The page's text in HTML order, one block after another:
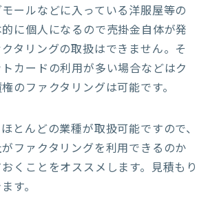
ールなどに入っている洋服屋等の
に個人になるので売掛金自体が発
タリングの取扱はできません。そ
カードの利用が多い場合などはク
のファクタリングは可能です。
とんどの業種が取扱可能ですので、
ファクタリングを利用できるのか
くことをオススメします。見積もり
す。